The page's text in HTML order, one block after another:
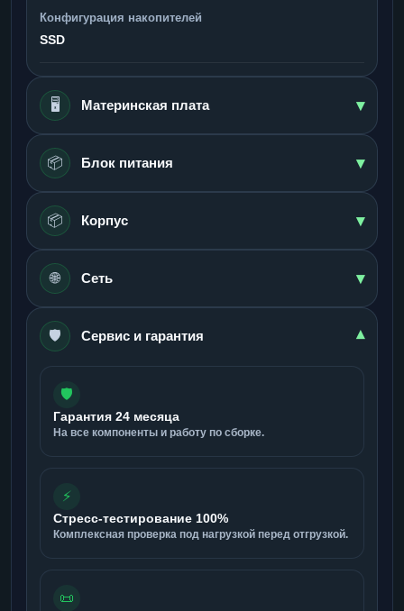
Конфигурация накопителей
SSD
🖥️ Материнская плата ▾
📦 Блок питания ▾
📦 Корпус ▾
🌐 Сеть ▾
🛡️ Сервис и гарантия ▾
🛡️
Гарантия 24 месяца
На все компоненты и работу по сборке.
⚡
Стресс-тестирование 100%
Комплексная проверка под нагрузкой перед отгрузкой.
📜